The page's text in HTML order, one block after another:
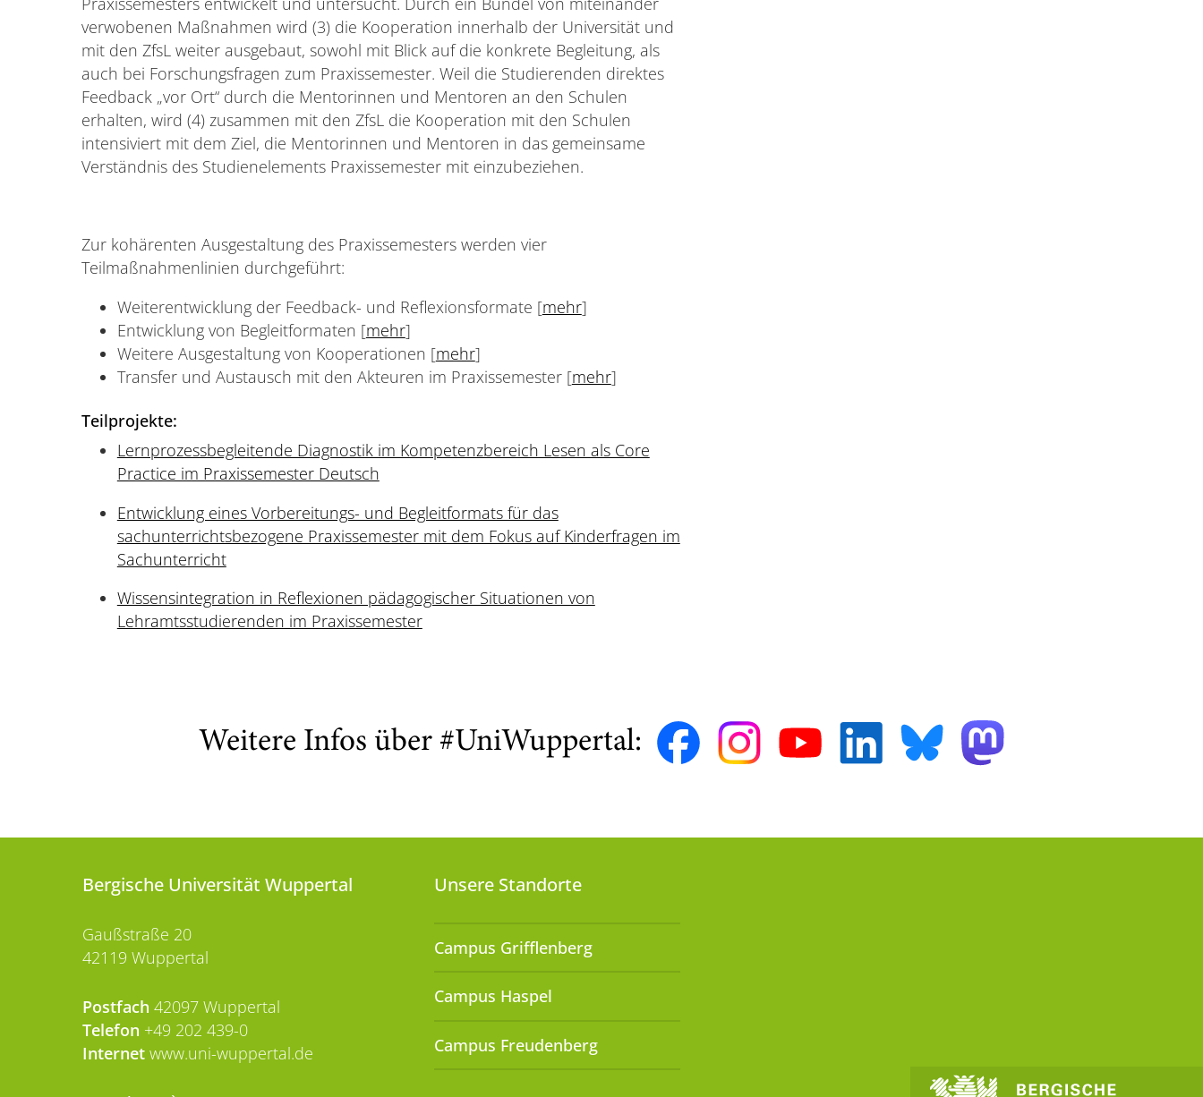
verwobenen Maßnahmen wird (3) die Kooperation innerhalb der Universität und
mit den ZfsL weiter ausgebaut, sowohl mit Blick auf die konkrete Begleitung, als
auch bei Forschungsfragen zum Praxissemester. Weil die Studierenden direktes
Feedback „vor Ort“ durch die Mentorinnen und Mentoren an den Schulen
erhalten, wird (4) zusammen mit den ZfsL die Kooperation mit den Schulen
intensiviert mit dem Ziel, die Mentorinnen und Mentoren in das gemeinsame
Verständnis des Studienelements Praxissemester mit einzubeziehen.
Zur kohärenten Ausgestaltung des Praxissemesters werden vier
Teilmaßnahmenlinien durchgeführt:
Weiterentwicklung der Feedback- und Reflexionsformate [mehr]
Entwicklung von Begleitformaten [mehr]
Weitere Ausgestaltung von Kooperationen [mehr]
Transfer und Austausch mit den Akteuren im Praxissemester [mehr]
Teilprojekte:
Lernprozessbegleitende Diagnostik im Kompetenzbereich Lesen als Core
Practice im Praxissemester Deutsch
Entwicklung eines Vorbereitungs- und Begleitformats für das
sachunterrichtsbezogene Praxissemester mit dem Fokus auf Kinderfragen im
Sachunterricht
Wissensintegration in Reflexionen pädagogischer Situationen von
Lehramtsstudierenden im Praxissemester
Weitere Infos über #UniWuppertal:
Bergische Universität Wuppertal
Gaußstraße 20
42119 Wuppertal
Postfach 42097 Wuppertal
Telefon +49 202 439-0
Internet www.uni-wuppertal.de
Unsere Standorte
Campus Grifflenberg
Campus Haspel
Campus Freudenberg